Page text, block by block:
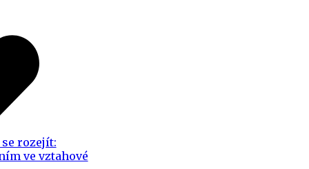
se rozejít:
ve vztahové